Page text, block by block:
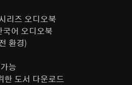
리즈 오디오북
어 오디오북
환경)
능
한 도서 다운로드